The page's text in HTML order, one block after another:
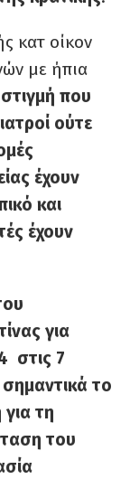
κατ οίκον
με ήπια
που
ούτε
έχουν
και
έχουν
για
στις 7
το
τη
του